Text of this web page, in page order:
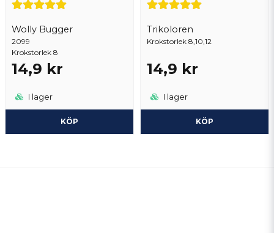
Wolly Bugger
2099
Krokstorlek 8
14,9 kr
I lager
KÖP
Trikoloren
Krokstorlek 8,10,12
14,9 kr
I lager
KÖP